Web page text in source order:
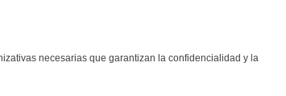
necesarias que garantizan la confidencialidad y la